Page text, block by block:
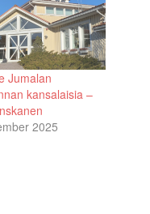
Jumalan
kansalaisia –
2025